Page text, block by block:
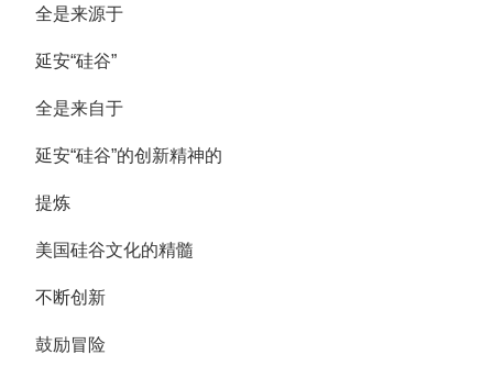
全是来源于
延安“硅谷”
全是来自于
延安“硅谷”的创新精神的
提炼
美国硅谷文化的精髓
不断创新
鼓励冒险